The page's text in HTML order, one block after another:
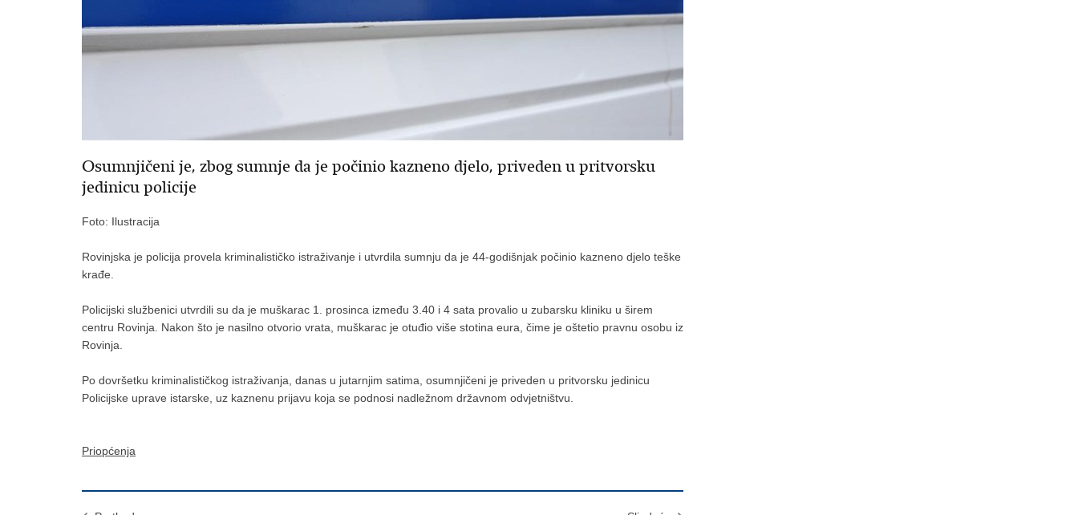
Osumnjičeni je, zbog sumnje da je počinio kazneno djelo, priveden u pritvorsku
jedinicu policije
Foto: Ilustracija
Rovinjska je policija provela kriminalističko istraživanje i utvrdila sumnju da je 44-godišnjak počinio kazneno djelo teške
krađe.
Policijski službenici utvrdili su da je muškarac 1. prosinca između 3.40 i 4 sata provalio u zubarsku kliniku u širem
centru Rovinja. Nakon što je nasilno otvorio vrata, muškarac je otuđio više stotina eura, čime je oštetio pravnu osobu iz
Rovinja.
Po dovršetku kriminalističkog istraživanja, danas u jutarnjim satima, osumnjičeni je priveden u pritvorsku jedinicu
Policijske uprave istarske, uz kaznenu prijavu koja se podnosi nadležnom državnom odvjetništvu.
Priopćenja